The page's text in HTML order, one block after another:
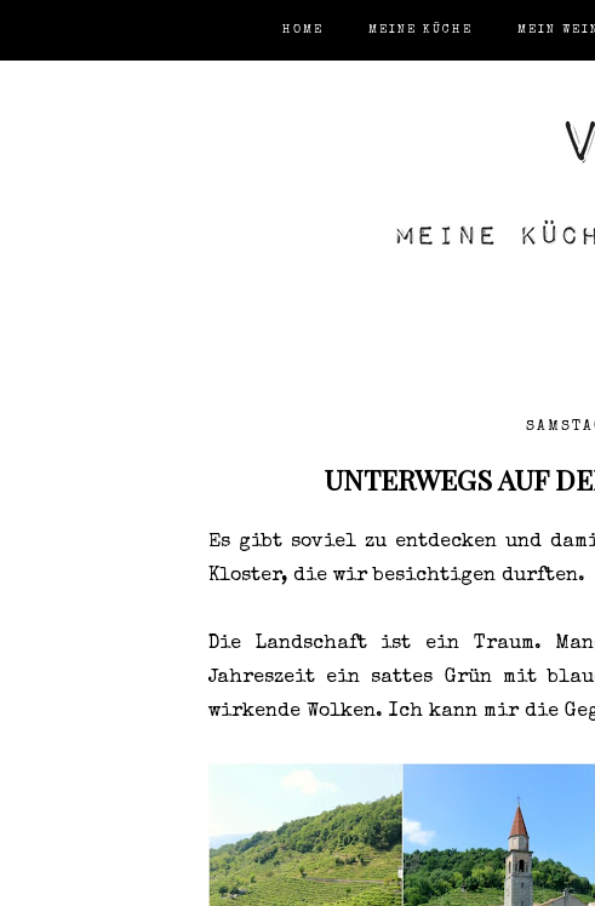
HOME MEINE KÜCHE MEIN
UNTERWEGS AUF
Es gibt soviel zu entdecken und
Kloster, die wir besichtigen durften.
Die Landschaft ist ein Traum.
Jahreszeit ein sattes Grün mit
wirkende Wolken. Ich kann mir die